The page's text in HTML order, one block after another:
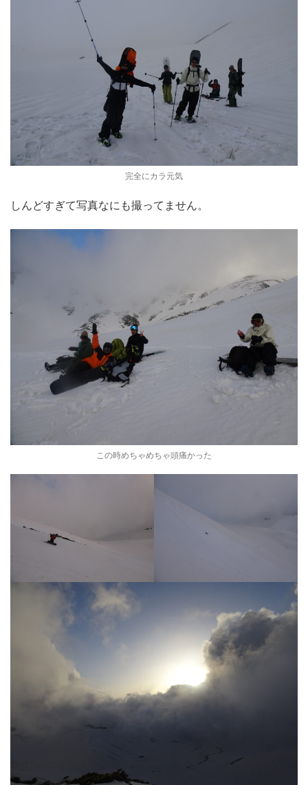
完全にカラ元気
しんどすぎて写真なにも撮ってません。
この時めちゃめちゃ頭痛かった